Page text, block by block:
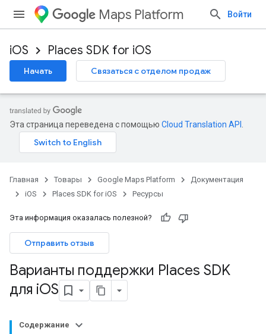
Maps Platform Войти
iOS Places SDK for iOS
Начать Связаться с отделом продаж
Эта страница переведена с помощью Cloud Translation API
Главная Товары Google Maps Platform
Документация
iOS
Places SDK for iOS Ресурсы
Эта информация оказалась полезной?
Отправить отзыв
Варианты поддержки Places SDK
для iOS
Содержание